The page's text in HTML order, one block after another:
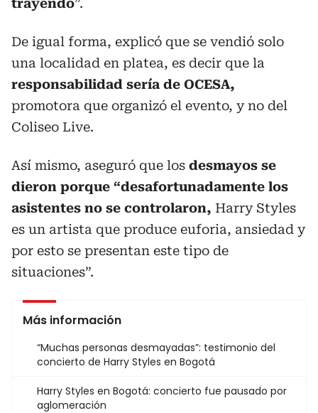
trayendo”.
De igual forma, explicó que se vendió solo
una localidad en platea, es decir que la
responsabilidad sería de OCESA,
promotora que organizó el evento, y no del
Coliseo Live.
Así mismo, aseguró que los desmayos se
dieron porque “desafortunadamente los
asistentes no se controlaron, Harry Styles
es un artista que produce euforia, ansiedad y
por esto se presentan este tipo de
situaciones”.
Más información
“Muchas personas desmayadas”: testimonio del
concierto de Harry Styles en Bogotá
Harry Styles en Bogotá: concierto fue pausado por
aglomeración